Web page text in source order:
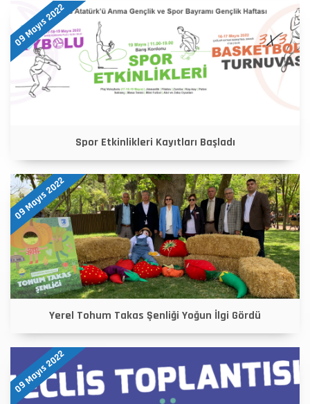
09 Mayıs 2022
Spor Etkinlikleri Kayıtları Başladı
09 Mayıs 2022
Yerel Tohum Takas Şenliği Yoğun İlgi Gördü
09 Mayıs 2022